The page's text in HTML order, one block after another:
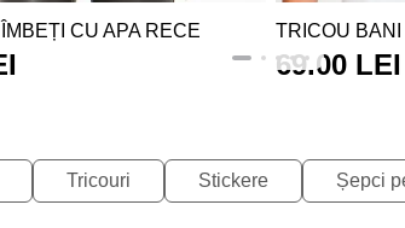
CU APA RECE TRICOU
69.00 LEI
Tricouri Stickere Șepci